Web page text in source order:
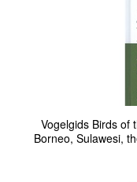
Vogelgids Birds of
Borneo, Sulawesi,